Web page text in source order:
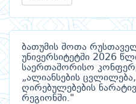
ბათუმის შოთა
უნივერსიტეტში 2026
საერთაშორისო
„ალიანსების
ღირებულებების
რეგიონში."